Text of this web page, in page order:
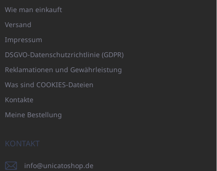
Wie man einkauft
Versand
Impressum
DSGVO-Datenschutzrichtlinie (GDPR)
Reklamationen und Gewährleistung
Was sind COOKIES-Dateien
Kontakte
Meine Bestellung
KONTAKT
info@unicatoshop.de